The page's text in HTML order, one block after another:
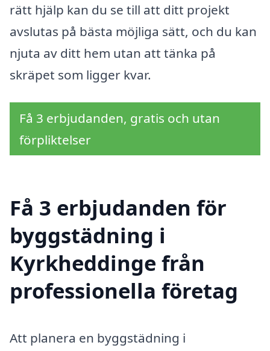
rätt hjälp kan du se till att ditt projekt
avslutas på bästa möjliga sätt, och du kan
njuta av ditt hem utan att tänka på
skräpet som ligger kvar.
Få 3 erbjudanden, gratis och utan
förpliktelser
Få 3 erbjudanden för
byggstädning i
Kyrkheddinge från
professionella företag
Att planera en byggstädning i